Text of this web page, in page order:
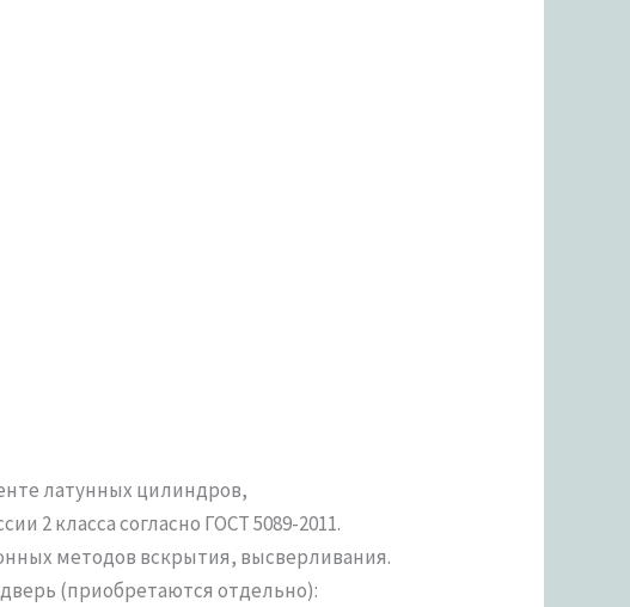
латунных цилиндров,
2 класса согласно ГОСТ 5089-2011.
методов вскрытия, высверливания.
(приобретаются отдельно):